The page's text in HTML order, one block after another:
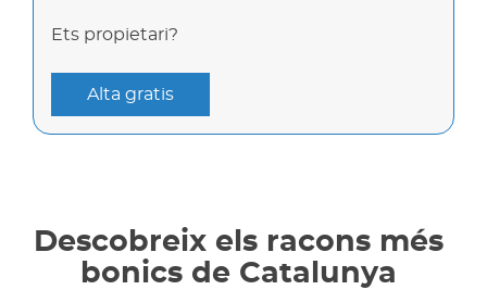
Ets propietari?
Alta gratis
Descobreix els racons més
bonics de Catalunya